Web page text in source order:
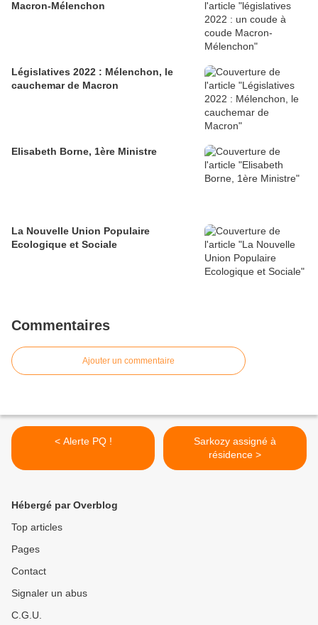
Macron-Mélenchon
Législatives 2022 : Mélenchon, le
cauchemar de Macron
Elisabeth Borne, 1ère Ministre
La Nouvelle Union Populaire
Ecologique et Sociale
Commentaires
Ajouter un commentaire
< Alerte PQ !
Sarkozy assigné à
résidence >
Hébergé par Overblog
Top articles
Pages
Contact
Signaler un abus
C.G.U.